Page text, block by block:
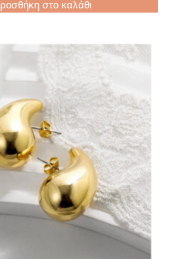
στο καλάθι